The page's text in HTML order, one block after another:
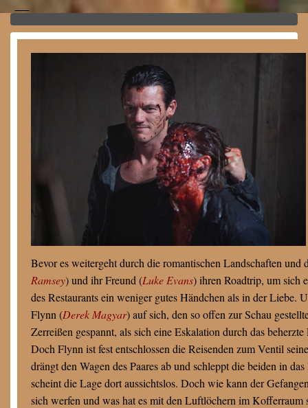
Bevor es weitergeht durch die romantischen Landschaften und
Ramsey) und ihr Freund (Luke Evans) ihren Roadtrip, um sich
des Restaurants ein weniger gutes Händchen als in der Liebe.
Flynn (Derek Magyar) auf sich, den so offen zur Schau
Zerreißen gespannt, als sich eine Eskalation durch das
Doch Flynn ist fest entschlossen die Reisenden zum Ventil
drängt den Wagen des Paares ab und schleppt die beiden in
scheint die Lage dort aussichtslos. Doch wie kann der
sich werfen und was hat es mit den Luftlöchern im Kofferraum